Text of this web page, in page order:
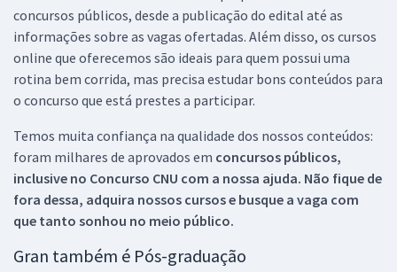
concursos públicos, desde a publicação do edital até as
informações sobre as vagas ofertadas. Além disso, os cursos
online que oferecemos são ideais para quem possui uma
rotina bem corrida, mas precisa estudar bons conteúdos para
o concurso que está prestes a participar.
Temos muita confiança na qualidade dos nossos conteúdos:
foram milhares de aprovados em concursos públicos,
inclusive no Concurso CNU com a nossa ajuda. Não fique de
fora dessa, adquira nossos cursos e busque a vaga com
que tanto sonhou no meio público.
Gran também é Pós-graduação